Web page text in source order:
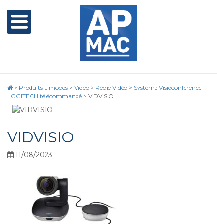
> Produits Limoges > Vidéo > Régie Vidéo > Système Visioconférence
LOGITECH télécommandé > VIDVISIO
VIDVISIO
11/08/2023